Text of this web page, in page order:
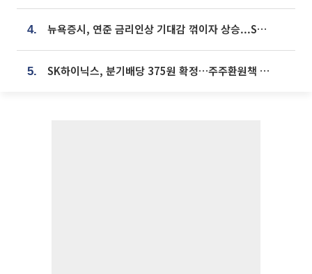
4. 뉴욕증시, 연준 금리인상 기대감 꺾이자 상승...S&P500 사상 최고치 [종합]
5. SK하이닉스, 분기배당 375원 확정…주주환원책 9월로 앞당겨 발표